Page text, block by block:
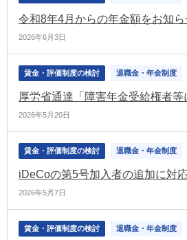
2026年6月3日
賃金・評価制度の検討 退職金・年金制度
2026年5月20日
賃金・評価制度の検討 退職金・年金制度
2026年5月7日
賃金・評価制度の検討 退職金・年金制度